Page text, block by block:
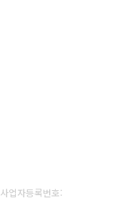
사업자등록번호: